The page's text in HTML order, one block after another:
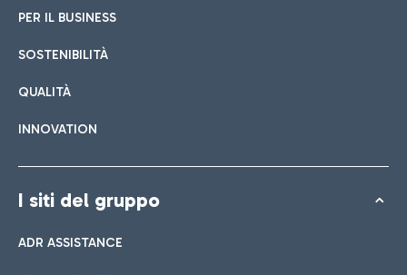
PER IL BUSINESS
SOSTENIBILITÀ
QUALITÀ
INNOVATION
I siti del gruppo
ADR ASSISTANCE